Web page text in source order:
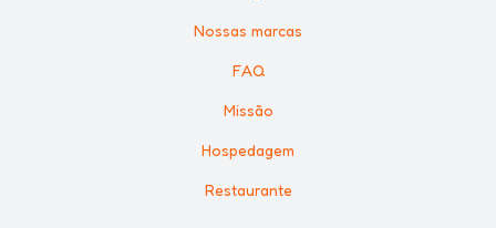
Nossas marcas
FAQ
Missão
Hospedagem
Restaurante